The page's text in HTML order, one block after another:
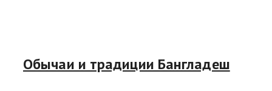
Обычаи и традиции Бангладеш